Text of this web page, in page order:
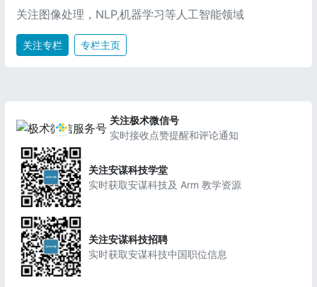
关注图像处理，NLP,机器学习等人工智能领域
关注专栏 专栏主页
关注极术微信号
实时接收点赞提醒和评论通知
关注安谋科技学堂
实时获取安谋科技及 Arm 教学资源
关注安谋科技招聘
实时获取安谋科技中国职位信息